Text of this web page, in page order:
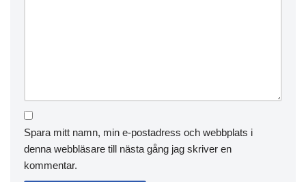
Spara mitt namn, min e-postadress och webbplats i
denna webbläsare till nästa gång jag skriver en
kommentar.